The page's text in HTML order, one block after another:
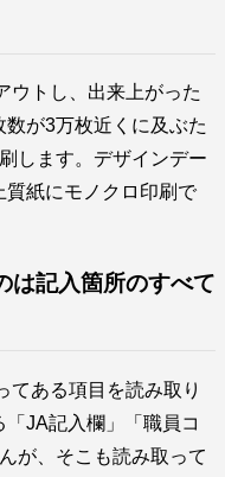
ウトし、出来上がった
が3万枚近くに及ぶた
します。デザインデー
質紙にモノクロ印刷で
は記入箇所のすべて
てある項目を読み取り
JA記入欄」「職員コ
が、そこも読み取って